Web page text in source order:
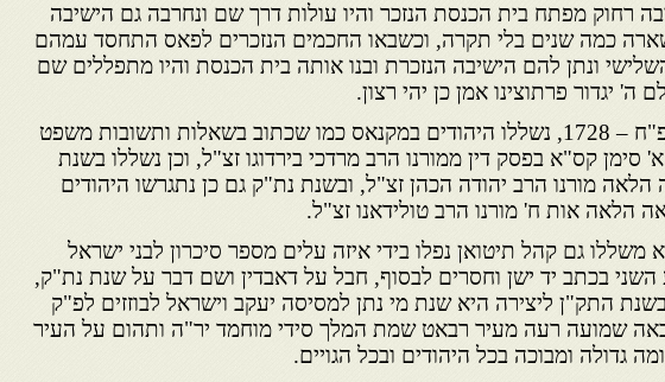
רחוק מפתח בית הכנסת הנזכר והיו עולות דרך שם ונחרבה גם הישיבה
כמה שנים בלי תקרה, וכשבאו החכמים הנזכרים לפאס התחסד עמהם
ונתן להם הישיבה הנזכרת ובנו אותה בית הכנסת והיו מתפללים שם
ה' יגדור פרתוצינו אמן כן יהי רצון.
ובשנת התפ"ח – 1728, נשללו היהודים במקנאס כמו שכתוב בשאלות ותשובות משפט
סימן קס"א בפסק דין ממורנו הרב מרדכי בירדוגו זצ"ל, וכן נשללו בשנת
מורנו הרב יהודה הכהן זצ"ל, ובשנת נת"ק גם כן נתגרשו היהודים
הלאה אות ח' מורנו הרב טולידאנו זצ"ל.
משללו גם קהל תיטואן נפלו בידי איזה עלים מספר סיכרון לבני ישראל
השני בכתב יד ישן וחסרים לבסוף, חבל על דאבדין ושם דבר על שנת נת"ק,
בשנת התק"ן ליצירה היא שנת מי נתן למסיסה יעקב וישראל לבוזזים לפ"ק
באה שמועה רעה מעיר רבאט שמת המלך סידי מוחמד יר"ה ותהום על העיר
גדולה ומבוכה בכל היהודים ובכל הגויים.